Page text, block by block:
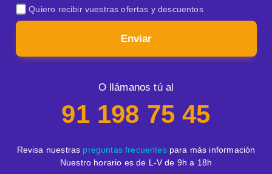
Quiero recibir vuestras ofertas y descuentos
Enviar
O llámanos tú al
91 198 75 45
Revisa nuestras preguntas frecuentespara más información
Nuestro horario es de L-V de 9h a 18h